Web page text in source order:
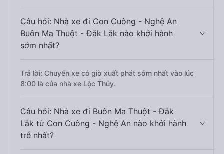
Câu hỏi: Nhà xe đi Con Cuông - Nghệ An
Buôn Ma Thuột - Đắk Lắk nào khởi hành
sớm nhất?
Trả lời: Chuyến xe có giờ xuất phát sớm nhất vào lúc
8:00 là của nhà xe Lộc Thủy.
Câu hỏi: Nhà xe đi Buôn Ma Thuột - Đắk
Lắk từ Con Cuông - Nghệ An nào khởi hành
trễ nhất?